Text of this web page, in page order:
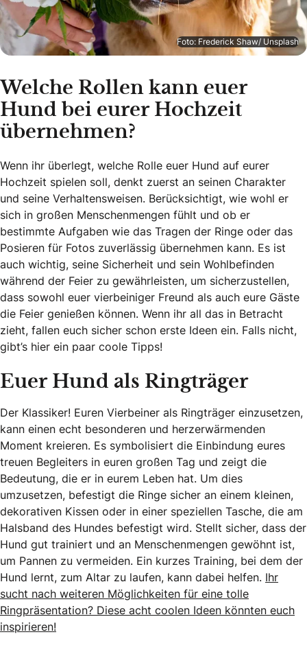
Foto: Frederick Shaw/ Unsplash
Welche Rollen kann euer
Hund bei eurer Hochzeit
übernehmen?
Wenn ihr überlegt, welche Rolle euer Hund auf eurer
Hochzeit spielen soll, denkt zuerst an seinen Charakter
und seine Verhaltensweisen. Berücksichtigt, wie wohl er
sich in großen Menschenmengen fühlt und ob er
bestimmte Aufgaben wie das Tragen der Ringe oder das
Posieren für Fotos zuverlässig übernehmen kann. Es ist
auch wichtig, seine Sicherheit und sein Wohlbefinden
während der Feier zu gewährleisten, um sicherzustellen,
dass sowohl euer vierbeiniger Freund als auch eure Gäste
die Feier genießen können. Wenn ihr all das in Betracht
zieht, fallen euch sicher schon erste Ideen ein. Falls nicht,
gibt’s hier ein paar coole Tipps!
Euer Hund als Ringträger
Der Klassiker! Euren Vierbeiner als Ringträger einzusetzen,
kann einen echt besonderen und herzerwärmenden
Moment kreieren. Es symbolisiert die Einbindung eures
treuen Begleiters in euren großen Tag und zeigt die
Bedeutung, die er in eurem Leben hat. Um dies
umzusetzen, befestigt die Ringe sicher an einem kleinen,
dekorativen Kissen oder in einer speziellen Tasche, die am
Halsband des Hundes befestigt wird. Stellt sicher, dass der
Hund gut trainiert und an Menschenmengen gewöhnt ist,
um Pannen zu vermeiden. Ein kurzes Training, bei dem der
Hund lernt, zum Altar zu laufen, kann dabei helfen. Ihr
sucht nach weiteren Möglichkeiten für eine tolle
Ringpräsentation? Diese acht coolen Ideen könnten euch
inspirieren!